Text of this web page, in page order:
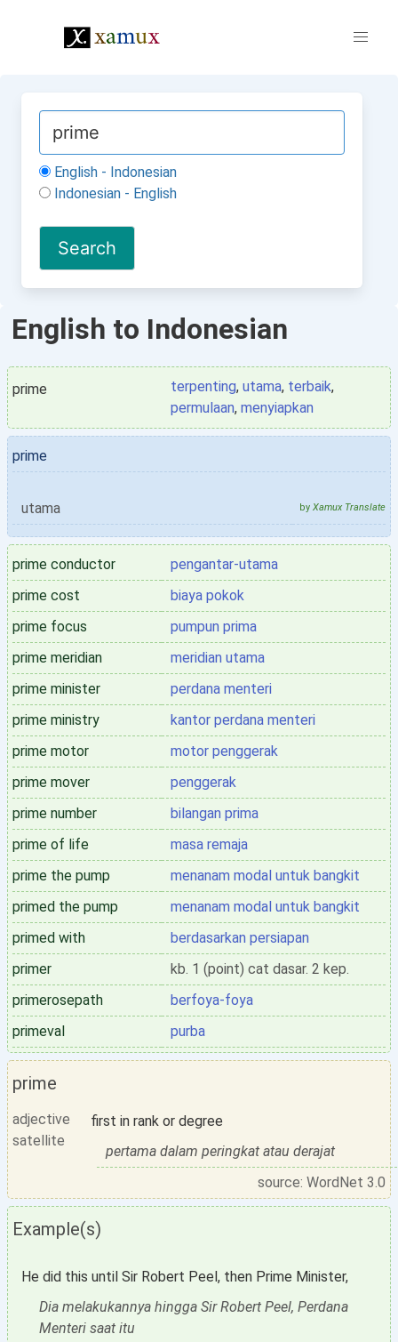
English - Indonesian
Indonesian - English
English to Indonesian
prime terpenting, utama, terbaik,
permulaan, menyiapkan
prime
utama by Xamux Translate
prime conductor
pengantar-utama
prime cost
biaya pokok
prime focus
pumpun prima
prime meridian
meridian utama
prime minister
perdana menteri
prime ministry
kantor perdana menteri
prime motor
motor penggerak
prime mover
penggerak
prime number
bilangan prima
prime of life
masa remaja
prime the pump
menanam modal untuk bangkit
primed the pump
menanam modal untuk bangkit
primed with
berdasarkan persiapan
primer
kb. 1 (point) cat dasar. 2 kep.
primerosepath
berfoya-foya
primeval
purba
prime
adjective
satellite
first in rank or degree
pertama dalam peringkat atau derajat
source: WordNet 3.0
Example(s)
He did this until Sir Robert Peel, then Prime Minister,
Dia melakukannya hingga Sir Robert Peel, Perdana
Menteri saat itu